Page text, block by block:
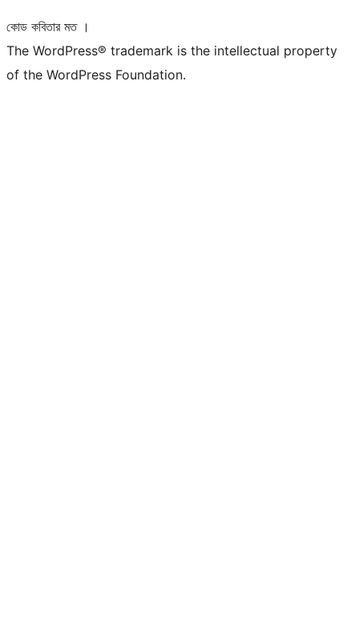
কোড কবিতার মত ।
The WordPress® trademark is the intellectual property
of the WordPress Foundation.